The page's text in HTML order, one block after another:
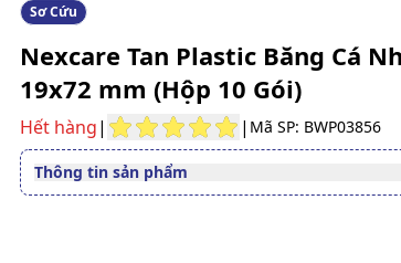
Sơ Cứu
Nexcare Tan Plastic Băng Cá
19x72 mm (Hộp 10 Gói)
Hết hàng| | Mã SP: BWP03856
Thông tin sản phẩm